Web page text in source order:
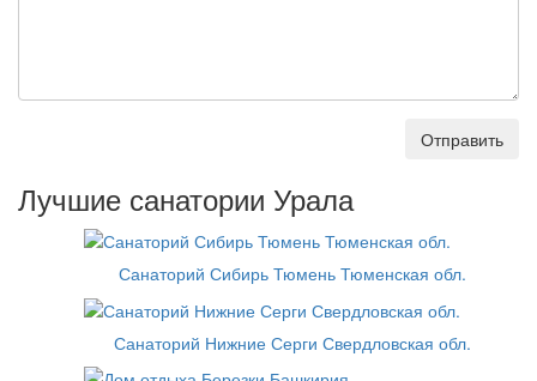
Отправить
Лучшие санатории Урала
Санаторий Сибирь Тюмень Тюменская обл.
Санаторий Нижние Серги Свердловская обл.